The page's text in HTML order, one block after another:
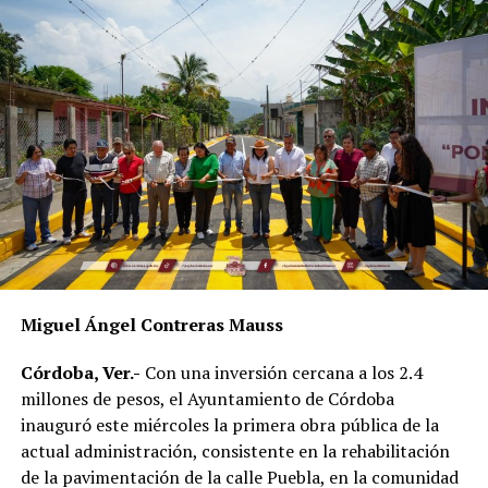
diariamente quienes integran la corporación y el
compromiso de servir a la población.
Como parte del fortalecimiento institucional, el
Ayuntamiento también informó que recientemente
fueron incorporadas nuevas unidades vehiculares para
ampliar la capacidad operativa de la corporación. Dos de
esos vehículos fueron asignados a la Policía de
Proximidad de Género, área encargada de atender casos
de violencia contra las mujeres y otros grupos en
situación de vulnerabilidad.
En el acto participaron integrantes del Cabildo, mandos
policiacos y personal de las distintas áreas de Seguridad
Pública Municipal, quienes presenciaron la entrega del
nuevo equipamiento.
Con estas acciones, el gobierno municipal busca
fortalecer la capacidad de respuesta de las
Miguel Ángel Contreras Mauss
Córdoba, Ver.- Con una inversión cercana a los 2.4
millones de pesos, el Ayuntamiento de Córdoba
inauguró este miércoles la primera obra pública de la
actual administración, consistente en la rehabilitación
de la pavimentación de la calle Puebla, en la comunidad